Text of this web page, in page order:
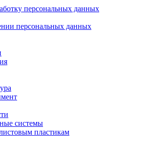
персональных данных
персональных данных
системы
пластикам